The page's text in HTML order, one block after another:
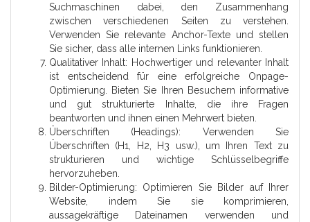
Suchmaschinen dabei, den Zusammenhang
zwischen verschiedenen Seiten zu verstehen.
Verwenden Sie relevante Anchor-Texte und stellen
Sie sicher, dass alle internen Links funktionieren.
Qualitativer Inhalt: Hochwertiger und relevanter Inhalt
ist entscheidend für eine erfolgreiche Onpage-
Optimierung. Bieten Sie Ihren Besuchern informative
und gut strukturierte Inhalte, die ihre Fragen
beantworten und ihnen einen Mehrwert bieten.
Überschriften (Headings): Verwenden Sie
Überschriften (H1, H2, H3 usw.), um Ihren Text zu
strukturieren und wichtige Schlüsselbegriffe
hervorzuheben.
Bilder-Optimierung: Optimieren Sie Bilder auf Ihrer
Website, indem Sie sie komprimieren,
aussagekräftige Dateinamen verwenden und